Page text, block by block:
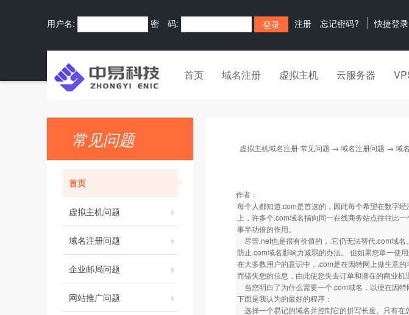
用户名: 密 码: 注册 忘记密码? 快捷登
首页 域名注册 虚拟主机 云服务器
常见问题
首页
虚拟主机问题
域名注册问题
企业邮局问题
网站推广问题
虚拟主机域名注册-常见问题 → 域名注册问题 → 域
作者：
每个人都知道.com是首选的，因此每个希望在数字
上，许多个.com域名指向同一在线商务站点往往比
事半功倍的作用。
尽管.net也是很有价值的，.它仍无法替代.com域
防止.com域名影响力减弱的办法。 但如果您单一使
在大多数用户的意识中，.com是在因特网上做生意
而错失您的信息，由此使您失去订单和潜在的商业机
当您明白了为什么需要一个.com域名，以便在因
下面是我认为的最好的程序：
选择一个易记的域名并控制它的拼写长度。只有